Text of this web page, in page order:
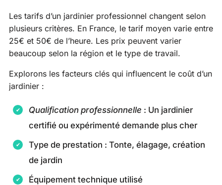
Les tarifs d’un jardinier professionnel changent selon
plusieurs critères. En France, le tarif moyen varie entre
25€ et 50€ de l’heure. Les prix peuvent varier
beaucoup selon la région et le type de travail.
Explorons les facteurs clés qui influencent le coût d’un
jardinier :
Qualification professionnelle : Un jardinier
certifié ou expérimenté demande plus cher
Type de prestation : Tonte, élagage, création
de jardin
Équipement technique utilisé